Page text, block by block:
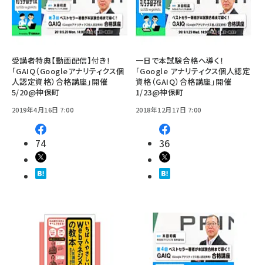
受講者特典【動画配信】付き！
「GAIQ（Googleアナリティクス個
人認定資格）合格講座」開催
5/20@神保町
2019年4月16日 7:00
74
一日で本試験合格へ導く！
「Google アナリティクス個人認定
資格（GAIQ）合格講座」開催
1/23@神保町
2018年12月17日 7:00
36